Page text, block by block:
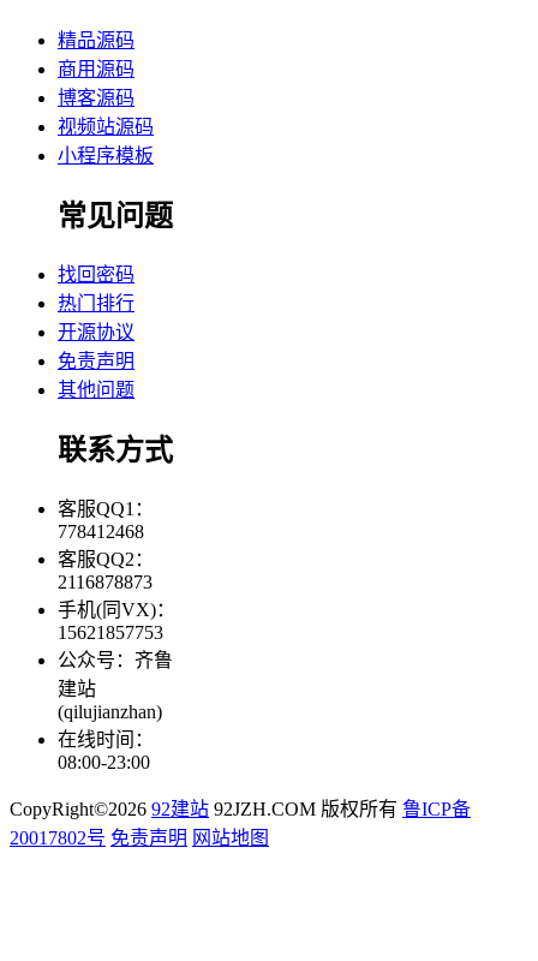
精品源码
商用源码
博客源码
视频站源码
小程序模板
常见问题
找回密码
热门排行
开源协议
免责声明
其他问题
联系方式
客服QQ1：
778412468
客服QQ2：
2116878873
手机(同VX)：
15621857753
公众号：齐鲁
建站
(qilujianzhan)
在线时间：
08:00-23:00
CopyRight©2026 92建站 92JZH.COM 版权所有 鲁ICP备
20017802号 免责声明 网站地图